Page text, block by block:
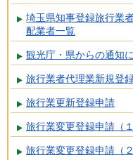
埼玉県知事登録旅行業
配業者一覧
観光庁・県からの通知
旅行業者代理業新規登
旅行業更新登録申請
旅行業変更登録申請（１
旅行業変更登録申請（２